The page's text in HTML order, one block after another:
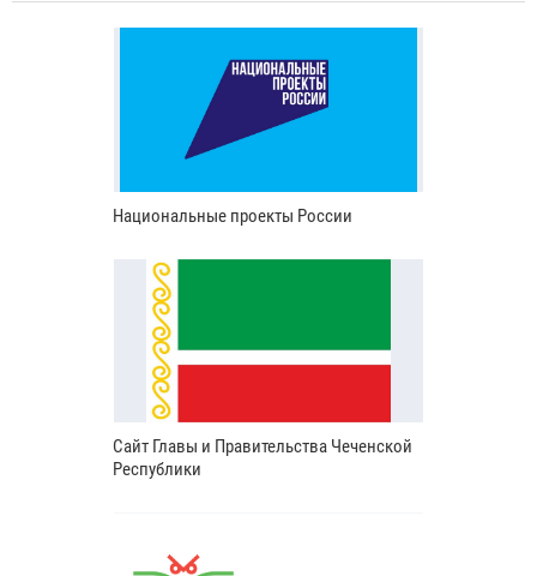
Национальные проекты России
Сайт Главы и Правительства Чеченской
Республики